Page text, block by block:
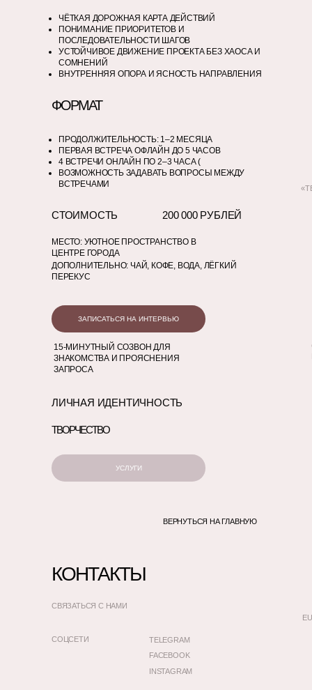
ЗАПИСАТЬСЯ НА ИНТЕРВЬЮ
ЛИЧНАЯ ИДЕНТИЧНОСТЬ
ТВОРЧЕСТВО
ФОРМАТ
ВЕРНУТЬСЯ НА ГЛАВНУЮ
СТОИМОСТЬ
МЕСТО: УЮТНОЕ ПРОСТРАНСТВО В
ЦЕНТРЕ ГОРОДА
200 000 РУБЛЕЙ
15-МИНУТНЫЙ СОЗВОН ДЛЯ
ЗНАКОМСТВА И ПРОЯСНЕНИЯ
ЗАПРОСА
ЧЁТКАЯ ДОРОЖНАЯ КАРТА ДЕЙСТВИЙ
ПОНИМАНИЕ ПРИОРИТЕТОВ И
ПОСЛЕДОВАТЕЛЬНОСТИ ШАГОВ
УСТОЙЧИВОЕ ДВИЖЕНИЕ ПРОЕКТА БЕЗ ХАОСА И
СОМНЕНИЙ
ВНУТРЕННЯЯ ОПОРА И ЯСНОСТЬ НАПРАВЛЕНИЯ
ПРОДОЛЖИТЕЛЬНОСТЬ: 1–2 МЕСЯЦА
ПЕРВАЯ ВСТРЕЧА ОФЛАЙН ДО 5 ЧАСОВ
4 ВСТРЕЧИ ОНЛАЙН ПО 2–3 ЧАСА (
ВОЗМОЖНОСТЬ ЗАДАВАТЬ ВОПРОСЫ МЕЖДУ
ВСТРЕЧАМИ
ДОПОЛНИТЕЛЬНО: ЧАЙ, КОФЕ, ВОДА, ЛЁГКИЙ
ПЕРЕКУС
УСЛУГИ
КОНТАКТЫ
FACEBOOK
СВЯЗАТЬСЯ С НАМИ
СОЦСЕТИ TELEGRAM
INSTAGRAM